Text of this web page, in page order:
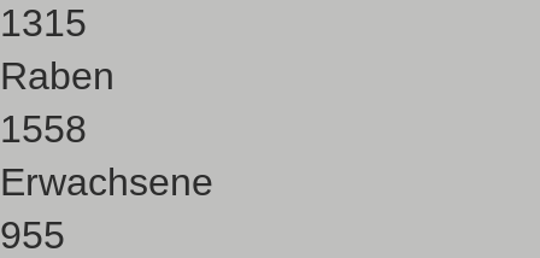
1315
Raben
1558
Erwachsene
955